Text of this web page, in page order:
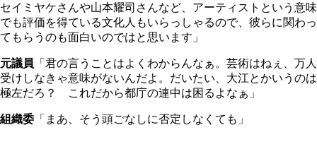
セイミヤケさんや山本耀司さんなど、アーティストという意味
でも評価を得ている文化人もいらっしゃるので、彼らに関わっ
てもらうのも面白いのではと思います」
元議員 「君の言うことはよくわからんなぁ。芸術はねぇ、万人
受けしなきゃ意味がないんだよ。だいたい、大江とかいうのは
極左だろ？ これだから都庁の連中は困るよなぁ」
組織委 「まあ、そう頭ごなしに否定しなくても」